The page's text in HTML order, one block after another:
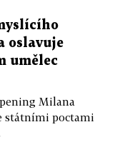
oslavuje
umělec
Milana
státními poctami